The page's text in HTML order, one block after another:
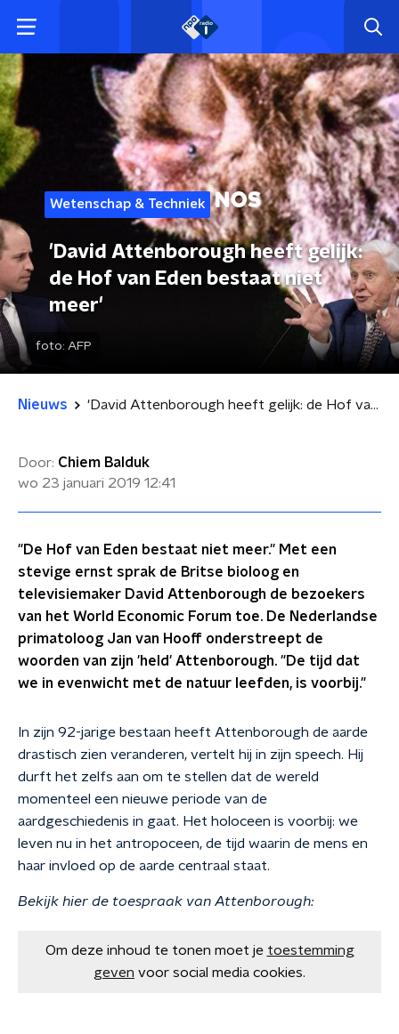
Wetenschap & Techniek
'David Attenborough heeft gelijk:
de Hof van Eden bestaat niet
meer'
foto: AFP
Nieuws 'David Attenborough heeft gelijk: de Hof van Eden bestaat niet meer'
Door: Chiem Balduk
wo 23 januari 2019 12:41
"De Hof van Eden bestaat niet meer." Met een
stevige ernst sprak de Britse bioloog en
televisiemaker David Attenborough de bezoekers
van het World Economic Forum toe. De Nederlandse
primatoloog Jan van Hooff onderstreept de
woorden van zijn 'held' Attenborough. "De tijd dat
we in evenwicht met de natuur leefden, is voorbij."
In zijn 92-jarige bestaan heeft Attenborough de aarde
drastisch zien veranderen, vertelt hij in zijn speech. Hij
durft het zelfs aan om te stellen dat de wereld
momenteel een nieuwe periode van de
aardgeschiedenis in gaat. Het holoceen is voorbij: we
leven nu in het antropoceen, de tijd waarin de mens en
haar invloed op de aarde centraal staat.
Bekijk hier de toespraak van Attenborough:
Om deze inhoud te tonen moet je toestemming
geven voor social media cookies.